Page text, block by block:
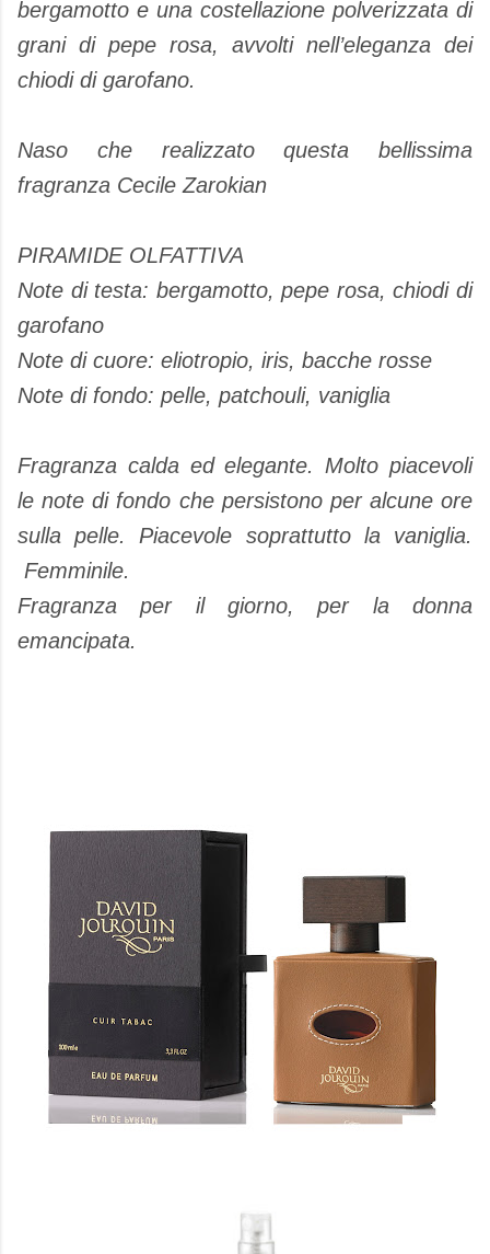
bergamotto e una costellazione polverizzata di
grani di pepe rosa, avvolti nell’eleganza dei
chiodi di garofano.
Naso che realizzato questa bellissima
fragranza Cecile Zarokian
PIRAMIDE OLFATTIVA
Note di testa: bergamotto, pepe rosa, chiodi di
garofano
Note di cuore: eliotropio, iris, bacche rosse
Note di fondo: pelle, patchouli, vaniglia
Fragranza calda ed elegante. Molto piacevoli
le note di fondo che persistono per alcune ore
sulla pelle. Piacevole soprattutto la vaniglia.
Femminile.
Fragranza per il giorno, per la donna
emancipata.